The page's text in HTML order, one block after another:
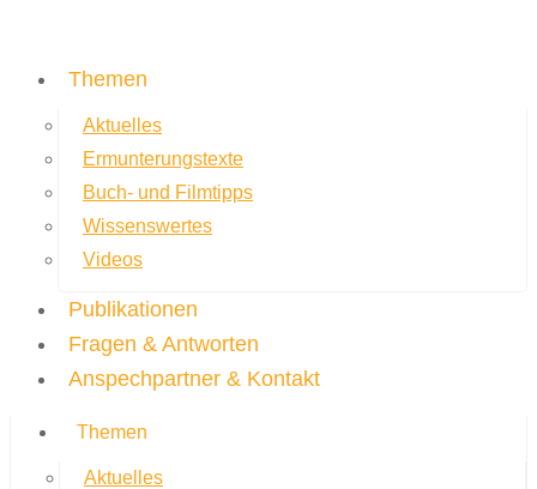
Themen
Aktuelles
Ermunterungstexte
Buch- und Filmtipps
Wissenswertes
Videos
Publikationen
Fragen & Antworten
Anspechpartner & Kontakt
Themen
Aktuelles